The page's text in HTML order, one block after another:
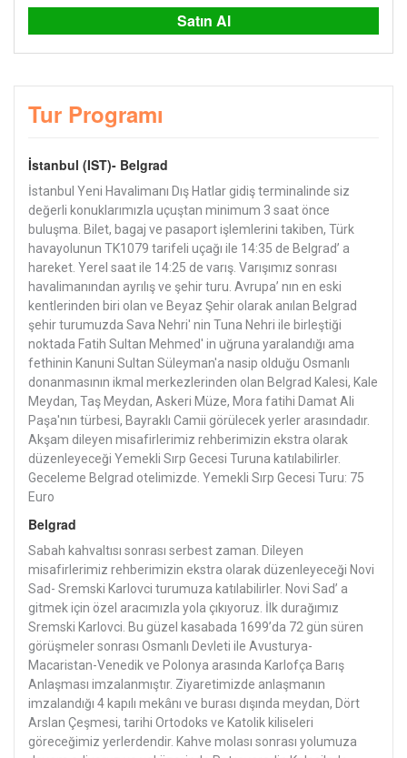
Satın Al
Tur Programı
İstanbul (IST)- Belgrad
İstanbul Yeni Havalimanı Dış Hatlar gidiş terminalinde siz
değerli konuklarımızla uçuştan minimum 3 saat önce
buluşma. Bilet, bagaj ve pasaport işlemlerini takiben, Türk
havayolunun TK1079 tarifeli uçağı ile 14:35 de Belgrad’ a
hareket. Yerel saat ile 14:25 de varış. Varışımız sonrası
havalimanından ayrılış ve şehir turu. Avrupa’ nın en eski
kentlerinden biri olan ve Beyaz Şehir olarak anılan Belgrad
şehir turumuzda Sava Nehri' nin Tuna Nehri ile birleştiği
noktada Fatih Sultan Mehmed' in uğruna yaralandığı ama
fethinin Kanuni Sultan Süleyman'a nasip olduğu Osmanlı
donanmasının ikmal merkezlerinden olan Belgrad Kalesi, Kale
Meydan, Taş Meydan, Askeri Müze, Mora fatihi Damat Ali
Paşa'nın türbesi, Bayraklı Camii görülecek yerler arasındadır.
Akşam dileyen misafirlerimiz rehberimizin ekstra olarak
düzenleyeceği Yemekli Sırp Gecesi Turuna katılabilirler.
Geceleme Belgrad otelimizde. Yemekli Sırp Gecesi Turu: 75
Euro
Belgrad
Sabah kahvaltısı sonrası serbest zaman. Dileyen
misafirlerimiz rehberimizin ekstra olarak düzenleyeceği Novi
Sad- Sremski Karlovci turumuza katılabilirler. Novi Sad’ a
gitmek için özel aracımızla yola çıkıyoruz. İlk durağımız
Sremski Karlovci. Bu güzel kasabada 1699’da 72 gün süren
görüşmeler sonrası Osmanlı Devleti ile Avusturya-
Macaristan-Venedik ve Polonya arasında Karlofça Barış
Anlaşması imzalanmıştır. Ziyaretimizde anlaşmanın
imzalandığı 4 kapılı mekânı ve burası dışında meydan, Dört
Arslan Çeşmesi, tarihi Ortodoks ve Katolik kiliseleri
göreceğimiz yerlerdendir. Kahve molası sonrası yolumuza